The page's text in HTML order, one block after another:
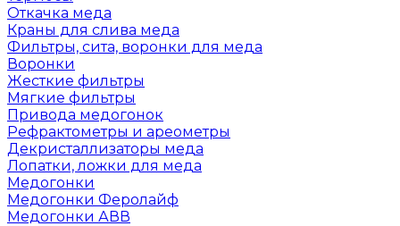
Откачка меда
Краны для слива меда
Фильтры, сита, воронки для меда
Воронки
Жесткие фильтры
Мягкие фильтры
Привода медогонок
Рефрактометры и ареометры
Декристаллизаторы меда
Лопатки, ложки для меда
Медогонки
Медогонки Феролайф
Медогонки АВВ